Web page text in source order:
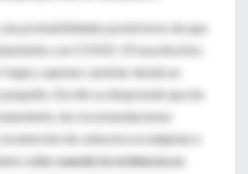
las probabilidades posteriores de que
con COVID-19 sea efectivo
bajas y apenas cambiar desde un
De ello se desprende que las
las recomendaciones
la atención de cabecera se adaptan a
solo cuando la evidencia es